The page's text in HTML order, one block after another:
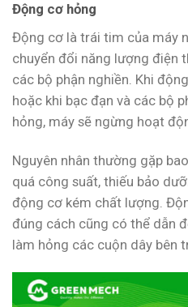
Động cơ hỏng
Động cơ là trái tim của máy
chuyển đổi năng lượng điện
các bộ phận nghiền. Khi
hoặc khi bạc đạn và các bộ
hỏng, máy sẽ ngừng hoạt
Nguyên nhân thường gặp
quá công suất, thiếu bảo
động cơ kém chất lượng.
đúng cách cũng có thể dẫn
làm hỏng các cuộn dây bên